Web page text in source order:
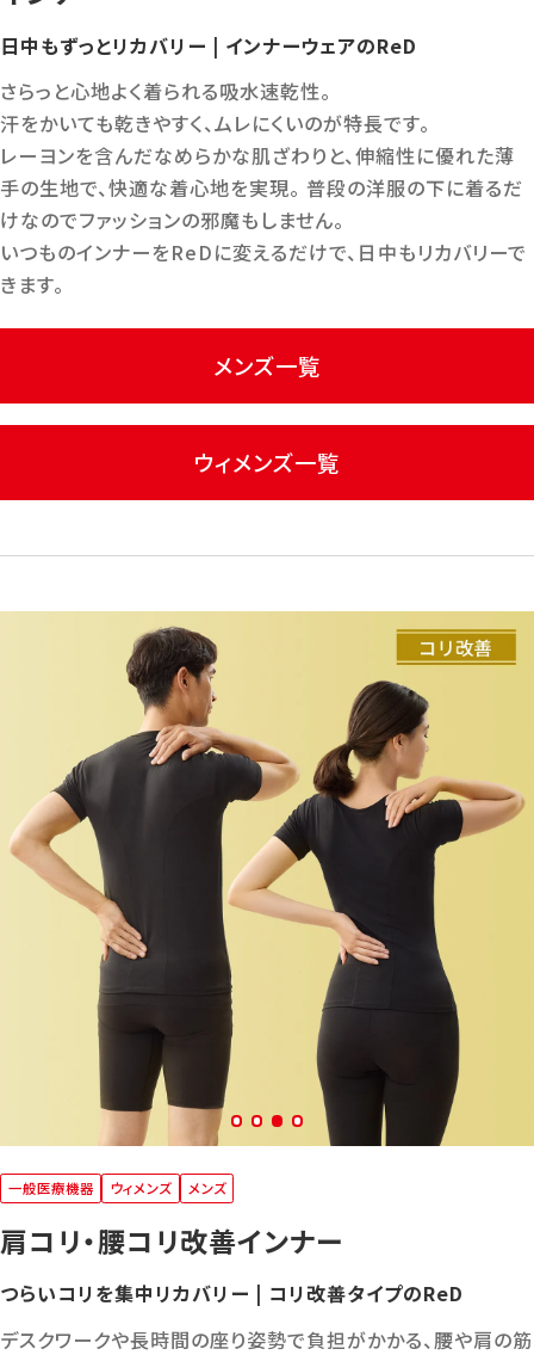
日中もずっとリカバリー | インナーウェアのReD
さらっと心地よく着られる吸水速乾性。
汗をかいても乾きやすく、ムレにくいのが特長です。
レーヨンを含んだなめらかな肌ざわりと、伸縮性に優れた薄
手の生地で、快適な着心地を実現。 普段の洋服の下に着るだ
けなのでファッションの邪魔もしません。
いつものインナーをReDに変えるだけで、日中もリカバリーで
きます。
メンズ一覧
ウィメンズ一覧
一般医療機器 ウィメンズ メンズ
肩コリ・腰コリ改善インナー
つらいコリを集中リカバリー | コリ改善タイプのReD
デスクワークや長時間の座り姿勢で負担がかかる、腰や肩の筋